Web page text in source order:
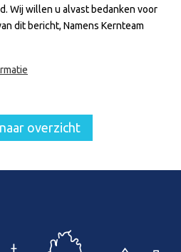
Wij willen u alvast bedanken voor
dit bericht, Namens Kernteam
overzicht